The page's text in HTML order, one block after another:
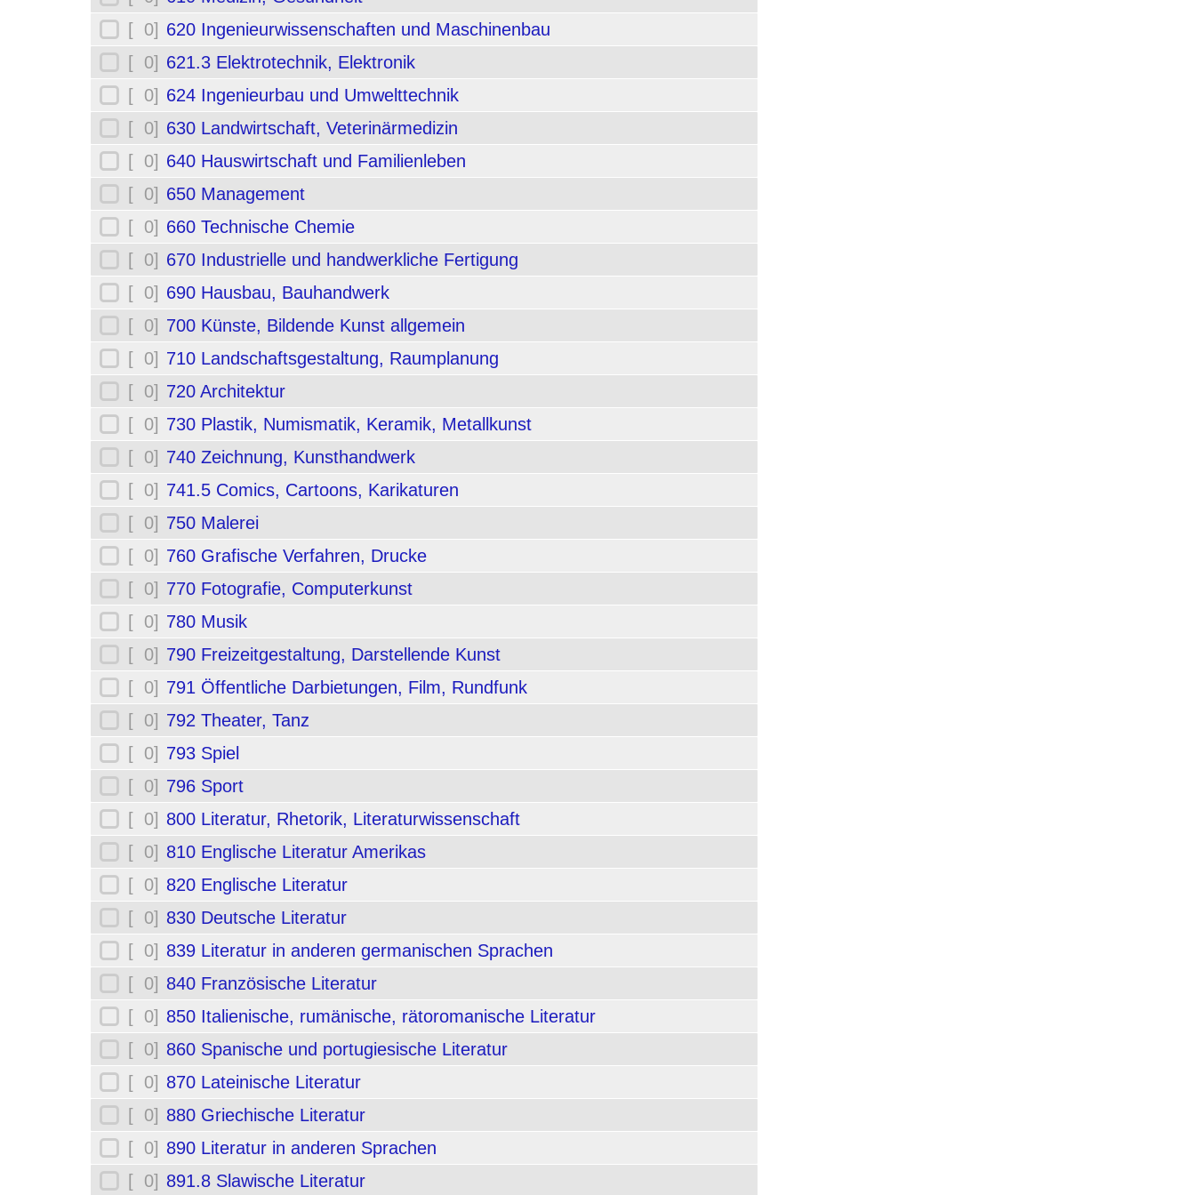
[ 0] 620 Ingenieurwissenschaften und Maschinenbau
[ 0] 621.3 Elektrotechnik, Elektronik
[ 0] 624 Ingenieurbau und Umwelttechnik
[ 0] 630 Landwirtschaft, Veterinärmedizin
[ 0] 640 Hauswirtschaft und Familienleben
[ 0] 650 Management
[ 0] 660 Technische Chemie
[ 0] 670 Industrielle und handwerkliche Fertigung
[ 0] 690 Hausbau, Bauhandwerk
[ 0] 700 Künste, Bildende Kunst allgemein
[ 0] 710 Landschaftsgestaltung, Raumplanung
[ 0] 720 Architektur
[ 0] 730 Plastik, Numismatik, Keramik, Metallkunst
[ 0] 740 Zeichnung, Kunsthandwerk
[ 0] 741.5 Comics, Cartoons, Karikaturen
[ 0] 750 Malerei
[ 0] 760 Grafische Verfahren, Drucke
[ 0] 770 Fotografie, Computerkunst
[ 0] 780 Musik
[ 0] 790 Freizeitgestaltung, Darstellende Kunst
[ 0] 791 Öffentliche Darbietungen, Film, Rundfunk
[ 0] 792 Theater, Tanz
[ 0] 793 Spiel
[ 0] 796 Sport
[ 0] 800 Literatur, Rhetorik, Literaturwissenschaft
[ 0] 810 Englische Literatur Amerikas
[ 0] 820 Englische Literatur
[ 0] 830 Deutsche Literatur
[ 0] 839 Literatur in anderen germanischen Sprachen
[ 0] 840 Französische Literatur
[ 0] 850 Italienische, rumänische, rätoromanische Literatur
[ 0] 860 Spanische und portugiesische Literatur
[ 0] 870 Lateinische Literatur
[ 0] 880 Griechische Literatur
[ 0] 890 Literatur in anderen Sprachen
[ 0] 891.8 Slawische Literatur